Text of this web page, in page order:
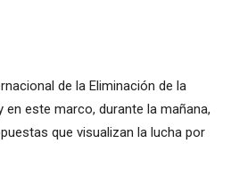
de la Eliminación de la
en este marco, durante la mañana,
que visualizan la lucha por